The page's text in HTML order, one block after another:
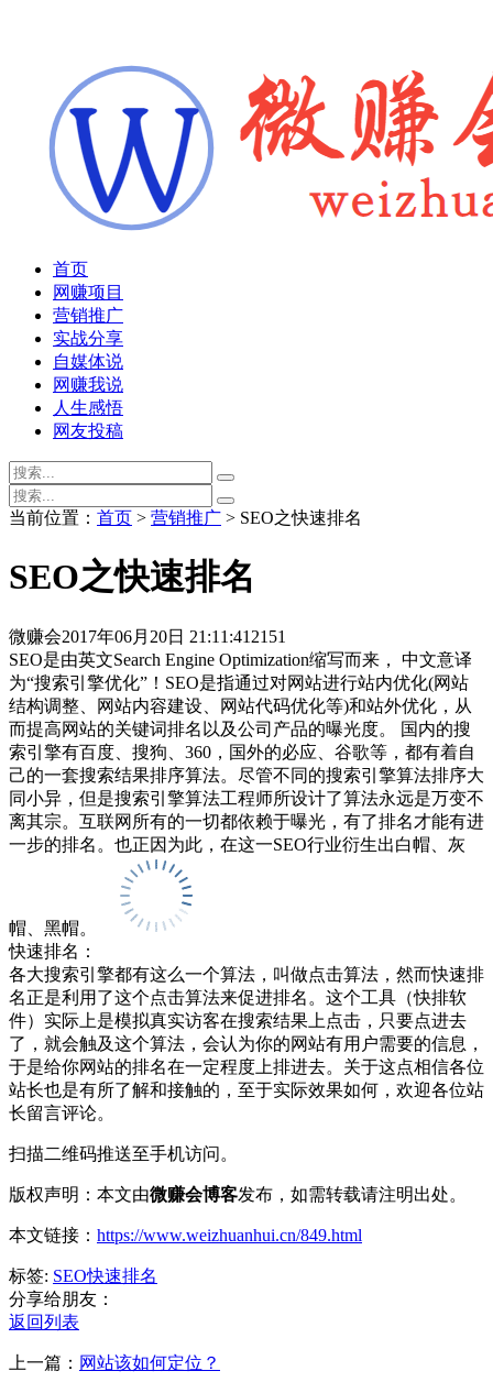
首页
网赚项目
营销推广
实战分享
自媒体说
网赚我说
人生感悟
网友投稿
当前位置： 首页 > 营销推广 > SEO之快速排名
SEO之快速排名
微赚会2017年06月20日 21:11:41 2151
SEO是由英文Search Engine Optimization缩写而来， 中文意译
为“搜索引擎优化”！SEO是指通过对网站进行站内优化(网站
结构调整、网站内容建设、网站代码优化等)和站外优化，从
而提高网站的关键词排名以及公司产品的曝光度。 国内的搜
索引擎有百度、搜狗、360，国外的必应、谷歌等，都有着自
己的一套搜索结果排序算法。尽管不同的搜索引擎算法排序大
同小异，但是搜索引擎算法工程师所设计了算法永远是万变不
离其宗。互联网所有的一切都依赖于曝光，有了排名才能有进
一步的排名。也正因为此，在这一SEO行业衍生出白帽、灰
帽、黑帽。
快速排名：
各大搜索引擎都有这么一个算法，叫做点击算法，然而快速排
名正是利用了这个点击算法来促进排名。这个工具（快排软
件）实际上是模拟真实访客在搜索结果上点击，只要点进去
了，就会触及这个算法，会认为你的网站有用户需要的信息，
于是给你网站的排名在一定程度上排进去。关于这点相信各位
站长也是有所了解和接触的，至于实际效果如何，欢迎各位站
长留言评论。
扫描二维码推送至手机访问。
版权声明：本文由微赚会博客发布，如需转载请注明出处。
本文链接： https://www.weizhuanhui.cn/849.html
标签: SEO快速排名
分享给朋友：
返回列表
上一篇： 网站该如何定位？